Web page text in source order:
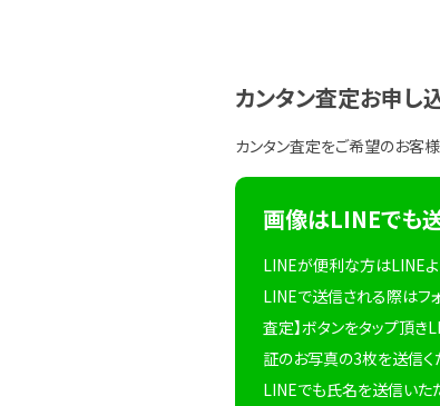
カンタン査定お申し
カンタン査定をご希望のお客
画像はLINEでも
LINEが便利な方はLINEよ
LINEで送信される際はフ
査定】ボタンをタップ頂
証のお写真の3枚を送信く
LINEでも氏名を送信いた